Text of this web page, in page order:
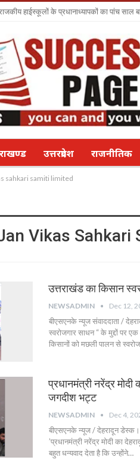
हाईस्कूलों के प्रधानाध्यापकों का पांच साल
उत्तरप्रदेश राजनीतिक
sahkari samiti limited
Vikas Sahkari
उत्तराखंड का किसान
NEWSADMIN Dec 12,
बीएसएनके न्यूज संवाददाता /
स्वरोजगार साधन “ के मुद्दों पर
किसानों को मछली पालन से
प्रधानमंत्री नरेंद्र मोदी
जगदीश भट्ट
NEWSADMIN Dec 4,
बीएसएनके न्यूज / देहरादून डेस्क।
’प्रधानमंत्री नरेंद्र मोदी का
बहुत धन्यवाद देता है कि उन्होंने…